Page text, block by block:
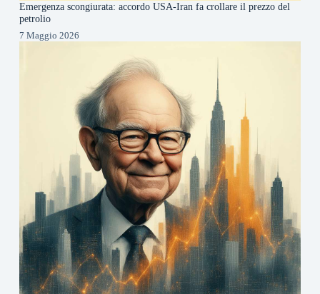
Emergenza scongiurata: accordo USA-Iran fa crollare il prezzo del
petrolio
7 Maggio 2026